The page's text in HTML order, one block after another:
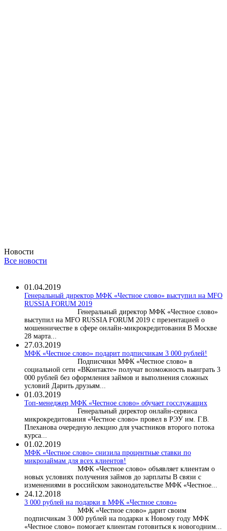
Новости
Все новости
01.04.2019
Генеральный директор МФК «Честное слово» выступил на MFO
RUSSIA FORUM 2019
Генеральный директор МФК «Честное слово»
выступил на MFO RUSSIA FORUM 2019 с презентацией о
мошенничестве в сфере онлайн-микрокредитования В Москве
28 марта...
27.03.2019
МФК «Честное слово» подарит подписчикам 3 000 рублей!
Подписчики МФК «Честное слово» в
социальной сети «ВКонтакте» получат возможность выиграть 3
000 рублей без оформления займов и выполнения сложных
условий Дарить друзьям...
01.03.2019
Топ-менеджер МФК «Честное слово» обучает госслужащих
Генеральный директор онлайн-сервиса
микрокредитования «Честное слово» провел в РЭУ им. Г.В.
Плеханова очередную лекцию для участников второго потока
курса...
01.02.2019
МФК «Честное слово» снизила процентные ставки по
микрозаймам для всех клиентов!
МФК «Честное слово» объявляет клиентам о
новых условиях получения займов до зарплаты В связи с
изменениями в российском законодательстве МФК «Честное...
24.12.2018
3 000 рублей на подарки в МФК «Честное слово»
МФК «Честное слово» дарит своим
подписчикам 3 000 рублей на подарки к Новому году МФК
«Честное слово» помогает клиентам готовиться к новогодним...